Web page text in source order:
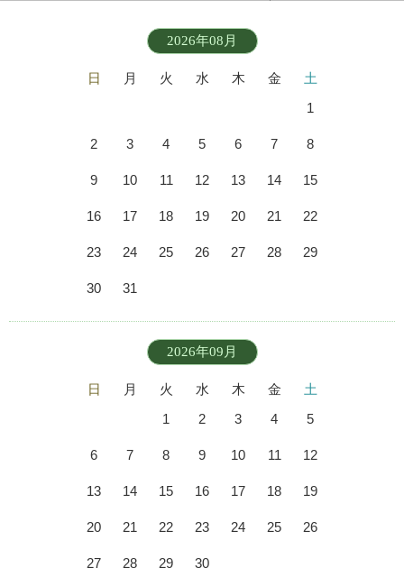
2026年08月
日 月 火 水 木 金
土
1
2 3 4 5 6 7 8
9 10 11 12 13 14 15
16 17 18 19 20 21 22
23 24 25 26 27 28 29
30 31
2026年09月
日 月 火 水 木 金
土
1
2 3 4 5
6 7 8 9 10 11 12
13 14 15 16 17 18 19
20 21 22 23 24 25 26
27 28 29 30